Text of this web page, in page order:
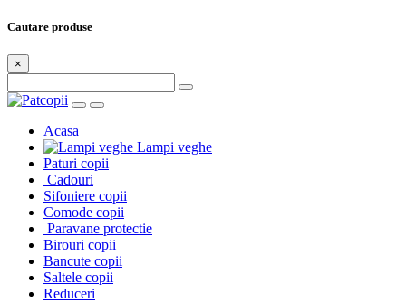
Cautare produse
×
Acasa
Lampi veghe
Paturi copii
Cadouri
Sifoniere copii
Comode copii
Paravane protectie
Birouri copii
Bancute copii
Saltele copii
Reduceri